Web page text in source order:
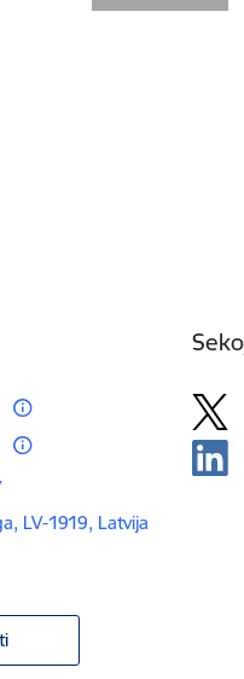
LV-1919, Latvija